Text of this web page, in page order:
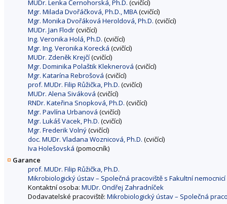
MUDr. Lenka Černohorská, Ph.D. (cvičící)
Mgr. Milada Dvořáčková, Ph.D., MBA(cvičící)
Mgr. Monika Dvořáková Heroldová, Ph.D. (cvičící)
MUDr. Jan Flodr(cvičící)
Ing. Veronika Holá, Ph.D. (cvičící)
Mgr. Ing. Veronika Korecká (cvičící)
MUDr. Zdeněk Krejčí(cvičící)
Mgr. Dominika Polaštik Kleknerová (cvičící)
Mgr. Katarína Rebrošová (cvičící)
prof. MUDr. Filip Růžička, Ph.D. (cvičící)
MUDr. Alena Siváková (cvičící)
RNDr. Kateřina Snopková, Ph.D. (cvičící)
Mgr. Pavlína Urbanová (cvičící)
Mgr. Lukáš Vacek, Ph.D. (cvičící)
Mgr. Frederik Volný(cvičící)
doc. MUDr. Vladana Woznicová, Ph.D. (cvičící)
Iva Holešovská (pomocník)
Garance
prof. MUDr. Filip Růžička, Ph.D.
Mikrobiologický ústav – Společná pracoviště s Fakultní
Kontaktní osoba: MUDr. Ondřej Zahradníček
Dodavatelské pracoviště: Mikrobiologický ústav – Společná